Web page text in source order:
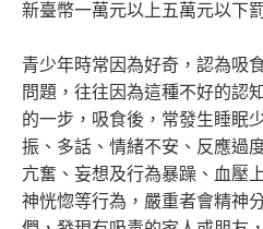
新臺幣一萬元以上五萬元以下
青少年時常因為好奇，認為吸
問題，往往因為這種不好的認
的一步，吸食後，常發生睡眠
振、多話、情緒不安、反應過
亢奮、妄想及行為暴躁、血壓
神恍惚等行為，嚴重者會精神